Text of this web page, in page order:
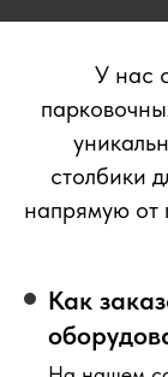
У нас
столбики
напрямую от
Как